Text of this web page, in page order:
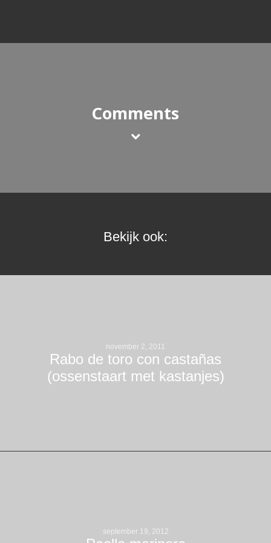
Comments
Bekijk ook:
november 2, 2011
Rabo de toro con castañas
(ossenstaart met kastanjes)
september 19, 2012